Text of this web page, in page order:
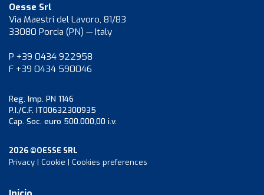
Oesse Srl
Via Maestri del Lavoro, 81/83
33080 Porcia (PN) — Italy
P +39 0434 922958
F +39 0434 590046
Reg. Imp. PN 1146
P.I./C.F. IT00632300935
Cap. Soc. euro 500.000,00 i.v.
2026 ©OESSE SRL
Privacy | Cookie | Cookies preferences